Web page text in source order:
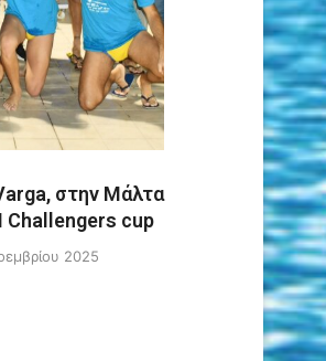
στην Μάλτα
Challengers cup
2025